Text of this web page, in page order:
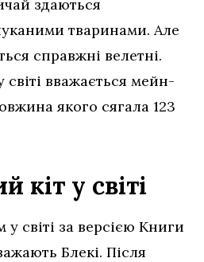
здаються
тваринами. Але
справжні велетні.
вважається мейн-
якого сягала 123
кіт у світі
світі за версією Книги
Блекі. Після